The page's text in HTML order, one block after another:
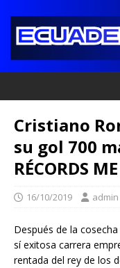
Cristiano
su gol 700
RÉCORDS
16/10/2019 admin
Después de la
sí exitosa carrera
rentada del rey de los